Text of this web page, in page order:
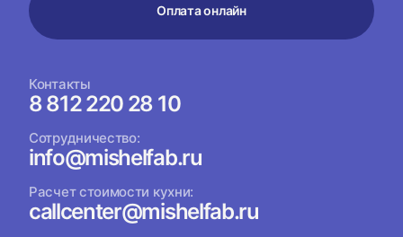
Оплата онлайн
Контакты
8 812 220 28 10
Сотрудничество:
info@mishelfab.ru
Расчет стоимости кухни:
callcenter@mishelfab.ru